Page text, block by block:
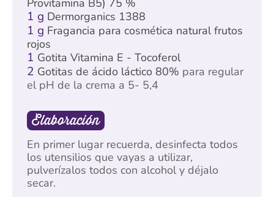
Provitamina B5) 75 %
1 g Dermorganics 1388
1 g Fragancia para cosmética natural frutos
rojos
1 Gotita Vitamina E - Tocoferol
2 Gotitas de ácido láctico 80% para regular
el pH de la crema a 5- 5,4
Elaboración
En primer lugar recuerda, desinfecta todos
los utensilios que vayas a utilizar,
pulverízalos todos con alcohol y déjalo
secar.